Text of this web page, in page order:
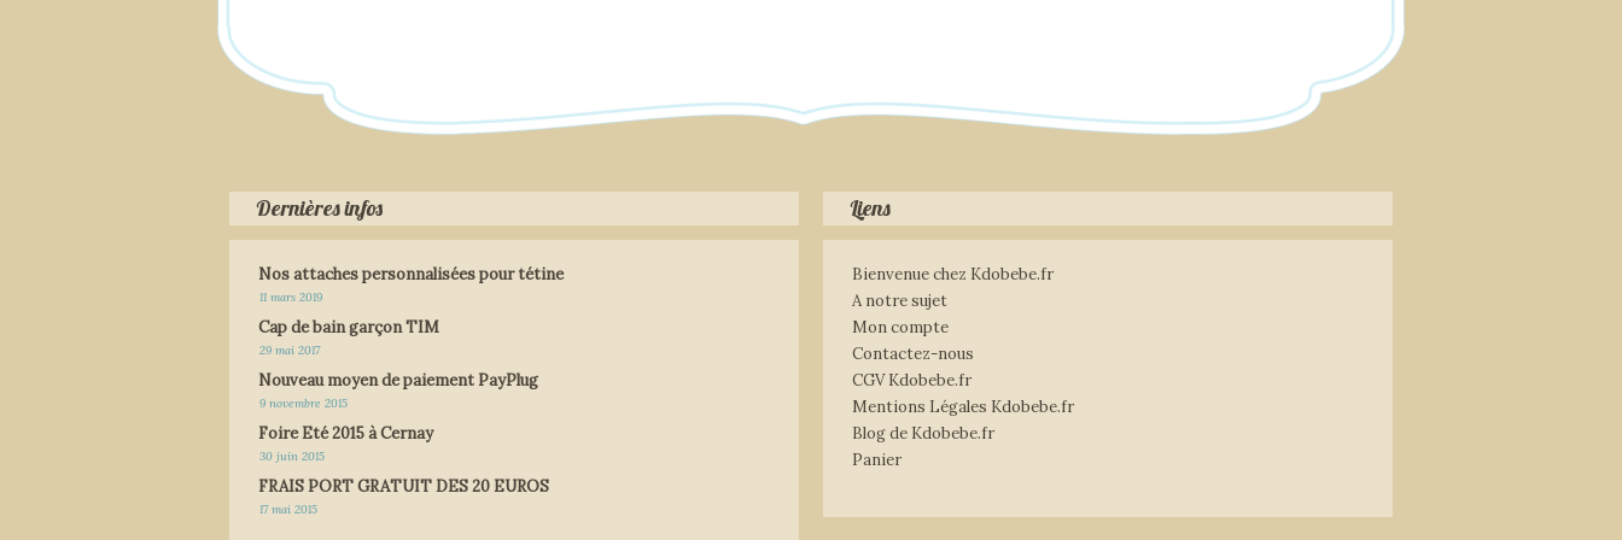
Dernières infos
Nos attaches personnalisées pour tétine
11 mars 2019
Cap de bain garçon TIM
29 mai 2017
Nouveau moyen de paiement PayPlug
9 novembre 2015
Foire Eté 2015 à Cernay
30 juin 2015
FRAIS PORT GRATUIT DES 20 EUROS
17 mai 2015
Liens
Bienvenue chez Kdobebe.fr
A notre sujet
Mon compte
Contactez-nous
CGV Kdobebe.fr
Mentions Légales Kdobebe.fr
Blog de Kdobebe.fr
Panier